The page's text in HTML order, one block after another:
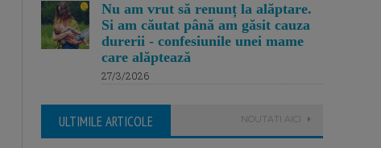
Nu am vrut să renunț la alăptare.
Si am căutat până am găsit cauza
durerii - confesiunile unei mame
care alăptează
27/3/2026
ULTIMILE ARTICOLE NOUTATI AICI